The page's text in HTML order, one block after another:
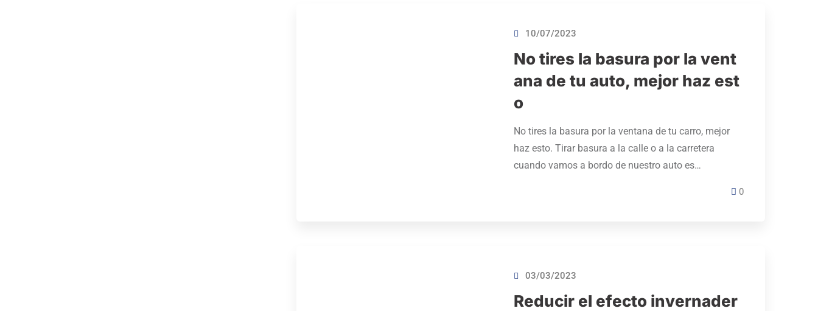
10/07/2023
No tires la basura por la vent
ana de tu auto, mejor haz est
o
No tires la basura por la ventana de tu carro, mejor
haz esto. Tirar basura a la calle o a la carretera
cuando vamos a bordo de nuestro auto es…
0
03/03/2023
Reducir el efecto invernader